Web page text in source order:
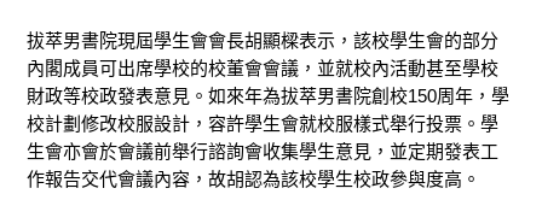
拔萃男書院現屆學生會會長胡顯樑表示，該校學生會的部分
內閣成員可出席學校的校董會會議，並就校內活動甚至學校
財政等校政發表意見。如來年為拔萃男書院創校150周年，學
校計劃修改校服設計，容許學生會就校服樣式舉行投票。學
生會亦會於會議前舉行諮詢會收集學生意見，並定期發表工
作報告交代會議內容，故胡認為該校學生校政參與度高。